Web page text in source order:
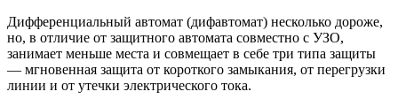
Дифференциальный автомат (дифавтомат) несколько дороже,
но, в отличие от защитного автомата совместно с УЗО,
занимает меньше места и совмещает в себе три типа защиты
— мгновенная защита от короткого замыкания, от перегрузки
линии и от утечки электрического тока.